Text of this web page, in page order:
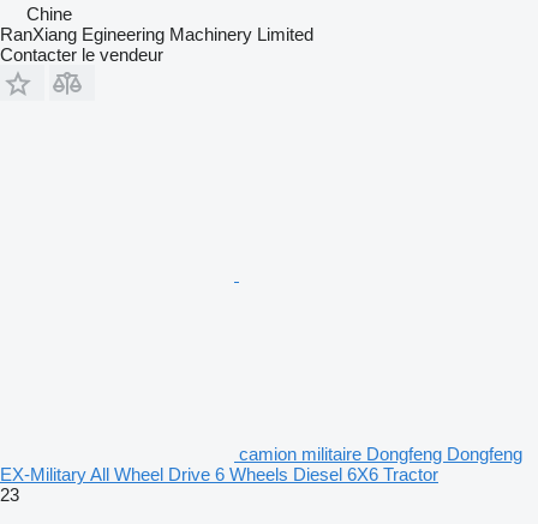
Chine
RanXiang Egineering Machinery Limited
Contacter le vendeur
camion militaire Dongfeng Dongfeng
EX-Military All Wheel Drive 6 Wheels Diesel 6X6 Tractor
23